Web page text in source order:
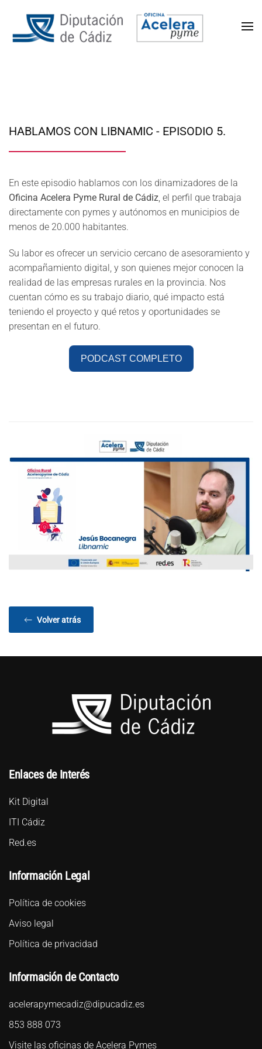
HABLAMOS CON LIBNAMIC - EPISODIO 5.
En este episodio hablamos con los dinamizadores de la
Oficina Acelera Pyme Rural de Cádiz, el perfil que trabaja
directamente con pymes y autónomos en municipios de
menos de 20.000 habitantes.
Su labor es ofrecer un servicio cercano de asesoramiento y
acompañamiento digital, y son quienes mejor conocen la
realidad de las empresas rurales en la provincia. Nos
cuentan cómo es su trabajo diario, qué impacto está
teniendo el proyecto y qué retos y oportunidades se
presentan en el futuro.
PODCAST COMPLETO
Volver atrás
Enlaces de Interés
Kit Digital
ITI Cádiz
Red.es
Información Legal
Política de cookies
Aviso legal
Política de privacidad
Información de Contacto
acelerapymecadiz@dipucadiz.es
853 888 073
Visite las oficinas de Acelera Pymes